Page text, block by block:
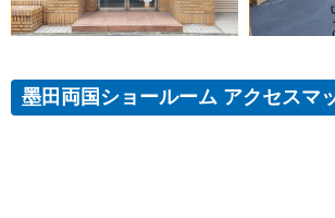
墨田両国ショールーム アクセスマ